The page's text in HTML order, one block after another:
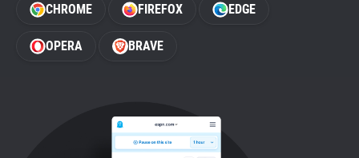
CHROME FIREFOX EDGE
OPERA BRAVE